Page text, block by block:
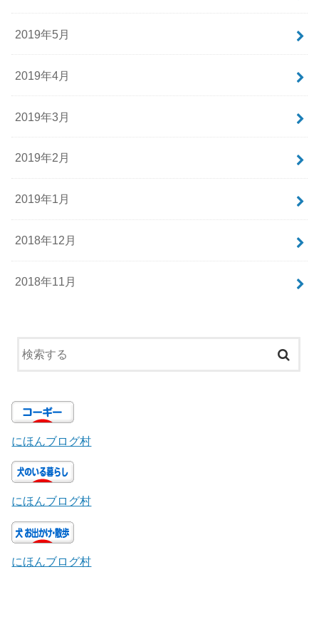
2019年5月
2019年4月
2019年3月
2019年2月
2019年1月
2018年12月
2018年11月
にほんブログ村
にほんブログ村
にほんブログ村